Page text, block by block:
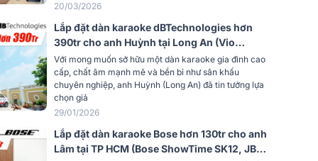
67.5dB Supercardioid
96dBdB ; 100dB ở mức tăng 0
45 dB minimum
-8 dBV (0.4 V)
20/03/2026
Lắp đặt dàn karaoke dBTechnologies hơn
390tr cho anh Huỳnh tại Long An (Vio
X206-100, Allen&Heath CQ-12T, Vio S115,
Shure BLX288A/B58...)
Với mong muốn sở hữu một dàn karaoke gia đình cao
cấp, chất âm mạnh mẽ và bền bỉ như sân khấu
chuyên nghiệp, anh Huỳnh (Long An) đã tin tưởng lựa
chọn giả
29/01/2026
Lắp đặt dàn karaoke Bose hơn 130tr cho anh
Lâm tại TP HCM (Bose ShowTime SK12, JBL